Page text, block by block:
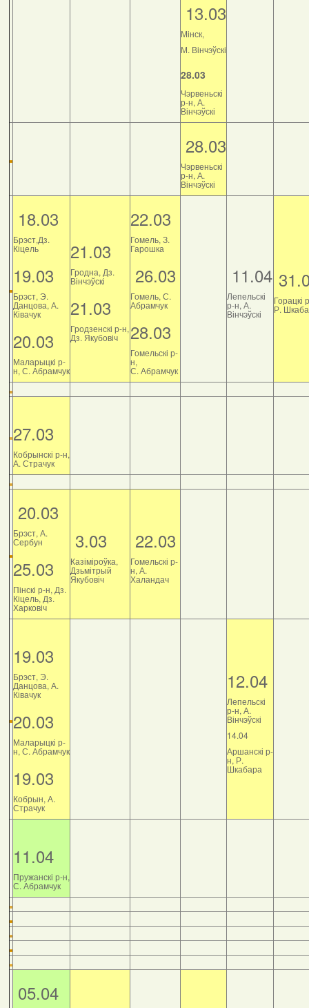
13.03
Мінск,
М. Вінчэўскі
28.03
Чэрвеньскі
р-н, А.
Вінчэўскі
28.03
Чэрвеньскі
р-н, А.
Вінчэўскі
18.03
Брэст,Дз.
Кіцель
19.03
Брэст, Э.
Данцова, А.
Ківачук
20.03
Маларыцкі р-
н, С. Абрамчук
21.03
Гродна, Дз.
Вінчэўскі
21.03
Гродзенскі р-н,
Дз. Якубовіч
22.03
Гомель, З.
Гарошка
26.03
Гомель, С.
Абрамчук
28.03
Гомельскі р-
н,
С. Абрамчук
11.04
Лепельскі
р-н, А.
Вінчэўскі
Горацкі
Р.
27.03
Кобрынскі р-н,
А. Страчук
20.03
Брэст, А.
Сербун
25.03
Пінскі р-н, Дз.
Кіцель, Дз.
Харковіч
3.03
Казіміроўка,
Дзьмітрый
Якубовіч
22.03
Гомельскі р-
н, А.
Халандач
19.03
Брэст, Э.
Данцова, А.
Ківачук
20.03
Маларыцкі р-
н, С. Абрамчук
19.03
Кобрын, А.
Страчук
12.04
Лепельскі
р-н, А.
Вінчэўскі
14.04
Аршанскі р-
н, Р.
Шкабара
11.04
Пружанскі р-н,
С. Абрамчук
05.04